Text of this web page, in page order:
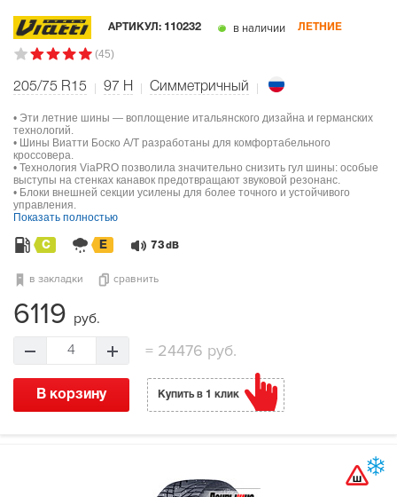
АРТИКУЛ: 110232 в наличии ЛЕТНИЕ
(45)
205/75 R15 97 H Симметричный
• Эти летние шины — воплощение итальянского дизайна и германских
технологий.
• Шины Виатти Боско А/Т разработаны для комфортабельного
кроссовера.
• Технология ViaPRO позволила значительно снизить гул шины: особые
выступы на стенках канавок предотвращают звуковой резонанс.
• Блоки внешней секции усилены для более точного и устойчивого
управления.
Показать полностью
C E 73 dB
в закладки сравнить
6119 руб.
4 = 24476 руб.
В корзину Купить в 1 клик